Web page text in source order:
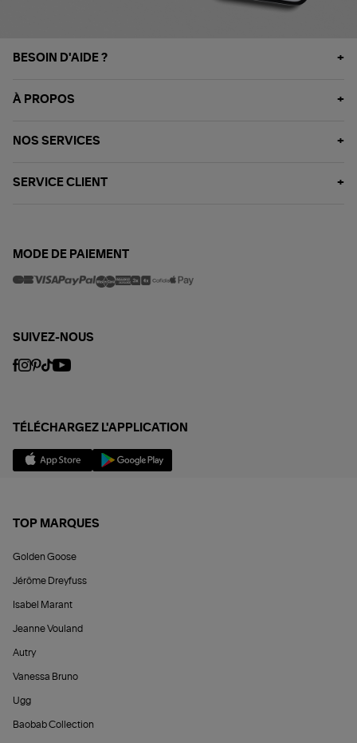
BESOIN D'AIDE ?
À PROPOS
NOS SERVICES
SERVICE CLIENT
MODE DE PAIEMENT
SUIVEZ-NOUS
TÉLÉCHARGEZ L'APPLICATION
TOP MARQUES
Golden Goose
Jérôme Dreyfuss
Isabel Marant
Jeanne Vouland
Autry
Vanessa Bruno
Ugg
Baobab Collection